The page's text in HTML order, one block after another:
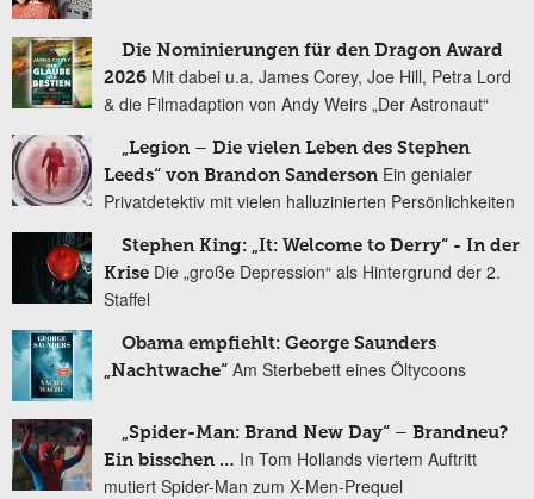
Die Nominierungen für den Dragon Award
2026 Mit dabei u.a. James Corey, Joe Hill, Petra Lord
& die Filmadaption von Andy Weirs „Der Astronaut“
„Legion – Die vielen Leben des Stephen
Leeds“ von Brandon Sanderson Ein genialer
Privatdetektiv mit vielen halluzinierten Persönlichkeiten
Stephen King: „It: Welcome to Derry“ - In der
Krise Die „große Depression“ als Hintergrund der 2.
Staffel
Obama empfiehlt: George Saunders
„Nachtwache“ Am Sterbebett eines Öltycoons
„Spider-Man: Brand New Day“ – Brandneu?
Ein bisschen … In Tom Hollands viertem Auftritt
mutiert Spider-Man zum X-Men-Prequel